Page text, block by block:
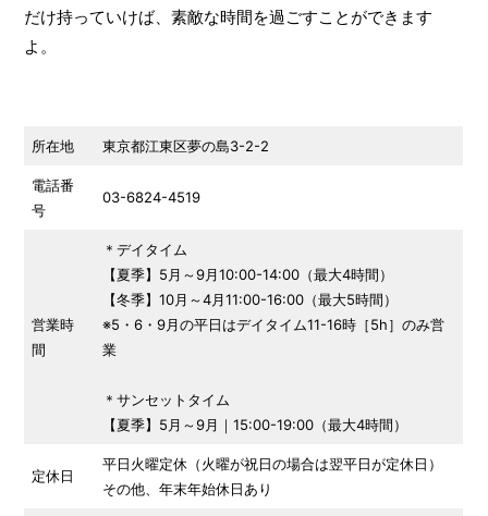
だけ持っていけば、素敵な時間を過ごすことができます
よ。
所在地 東京都江東区夢の島3-2-2
電話番
号
03-6824-4519
営業時
間
＊デイタイム
【夏季】5月～9月10:00-14:00（最大4時間）
【冬季】10月～4月11:00-16:00（最大5時間）
※5・6・9月の平日はデイタイム11-16時［5h］のみ営
業
＊サンセットタイム
【夏季】5月～9月｜15:00-19:00（最大4時間）
定休日
平日火曜定休（火曜が祝日の場合は翌平日が定休日）
その他、年末年始休日あり